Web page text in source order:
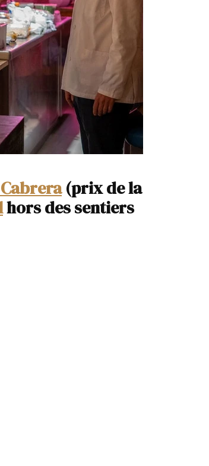
(prix de la
hors des sentiers